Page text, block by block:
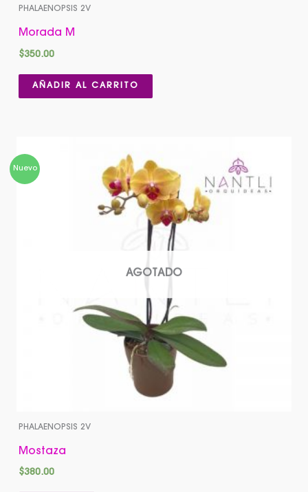
PHALAENOPSIS 2V
Morada M
$350.00
AÑADIR AL CARRITO
Nuevo
AGOTADO
PHALAENOPSIS 2V
Mostaza
$380.00